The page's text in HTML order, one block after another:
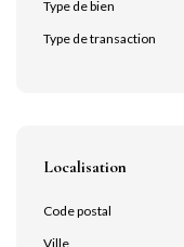
Type de bien
Type de transaction
Localisation
Code postal
Ville